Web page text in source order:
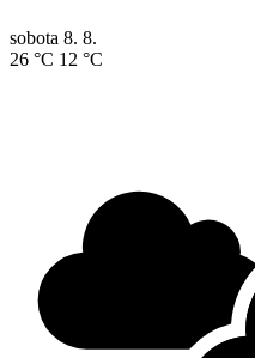
sobota 8. 8.
26 °C 12 °C